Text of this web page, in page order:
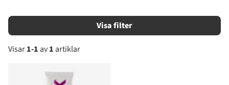
Filtrera
Visar1-1 av1 artiklar